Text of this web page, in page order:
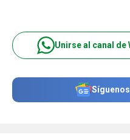
Unirse al canal de